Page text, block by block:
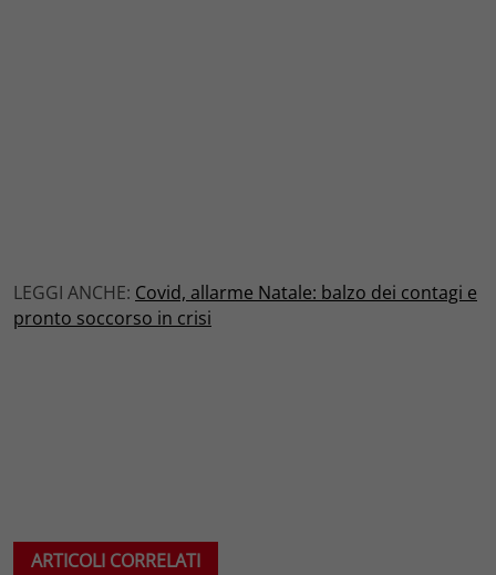
LEGGI ANCHE: Covid, allarme Natale: balzo dei contagi e
pronto soccorso in crisi
ARTICOLI CORRELATI